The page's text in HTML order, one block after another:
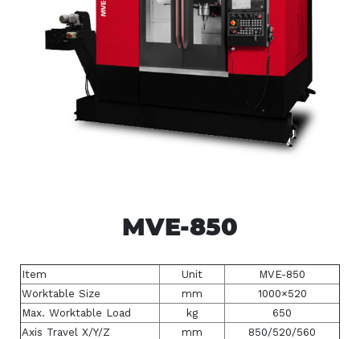
MVE-850
Item Unit
MVE-850
Worktable Size
mm
1000×520
Max. Worktable Load
kg
650
Axis Travel X/Y/Z
mm
850/520/560